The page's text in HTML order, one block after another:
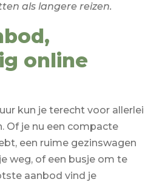
als langere reizen.
online
kun je terecht voor allerlei
Of je nu een compacte
een ruime gezinswagen
weg, of een busje om te
aanbod vind je